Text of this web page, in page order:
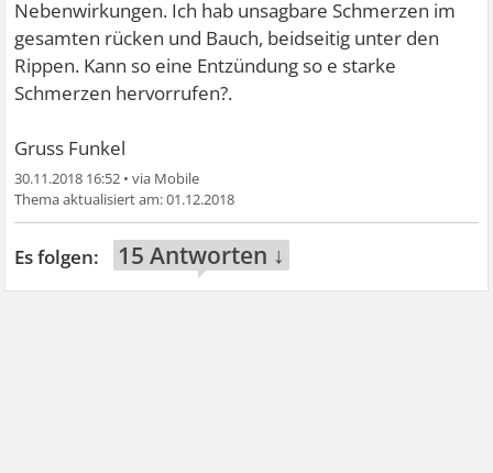
Nebenwirkungen. Ich hab unsagbare Schmerzen im
gesamten rücken und Bauch, beidseitig unter den
Rippen. Kann so eine Entzündung so e starke
Schmerzen hervorrufen?.
Gruss Funkel
30.11.2018 16:52 •
01.12.2018
15 Antworten ↓